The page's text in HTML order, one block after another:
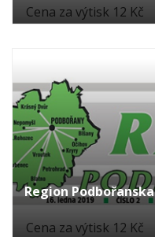
Cena za výtisk 12 Kč
Region Podbořanska
Cena za výtisk 12 Kč